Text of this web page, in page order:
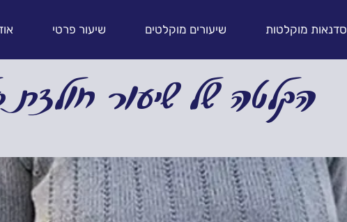
סדנאות מוקלטות שיעורים מוקלטים שיעור פרטי
הקלטה של שיעור חולצת